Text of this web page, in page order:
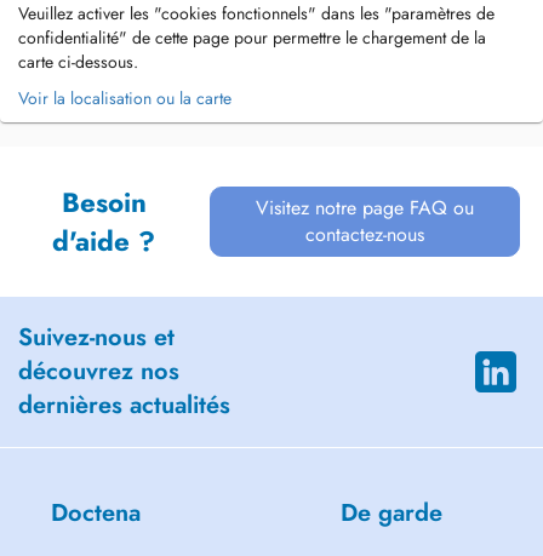
Veuillez activer les "cookies fonctionnels" dans les "paramètres de
confidentialité" de cette page pour permettre le chargement de la
carte ci-dessous.
Voir la localisation ou la carte
Besoin
d'aide ?
Visitez notre page FAQ ou
contactez-nous
Suivez-nous et
découvrez nos
dernières actualités
Doctena De garde